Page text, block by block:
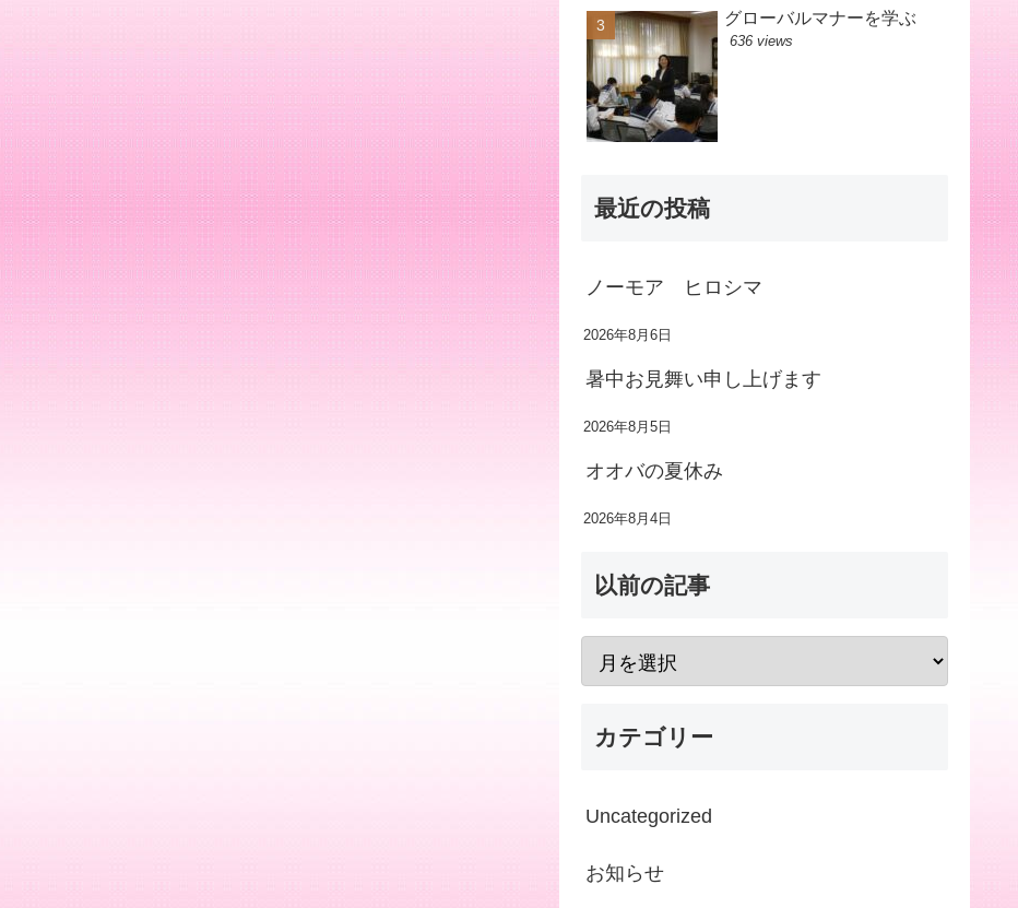
グローバルマナーを学ぶ
636 views
最近の投稿
ノーモア ヒロシマ
2026年8月6日
暑中お見舞い申し上げます
2026年8月5日
オオバの夏休み
2026年8月4日
以前の記事
カテゴリー
Uncategorized
お知らせ